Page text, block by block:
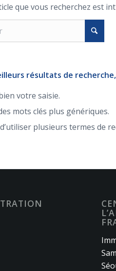
que vous recherchez est
résultats de
votre saisie.
mots clés plus génériques.
plusieurs termes de